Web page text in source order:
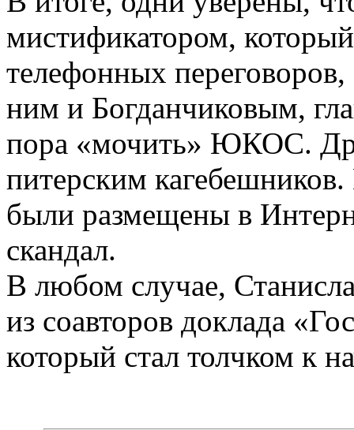
мистификатором,
телефонных
ним и Богданчиковым,
пора «мочить» ЮКОС.
питерским
были размещены в
скандал.
В любом случае,
из соавторов доклада
который стал толчком к